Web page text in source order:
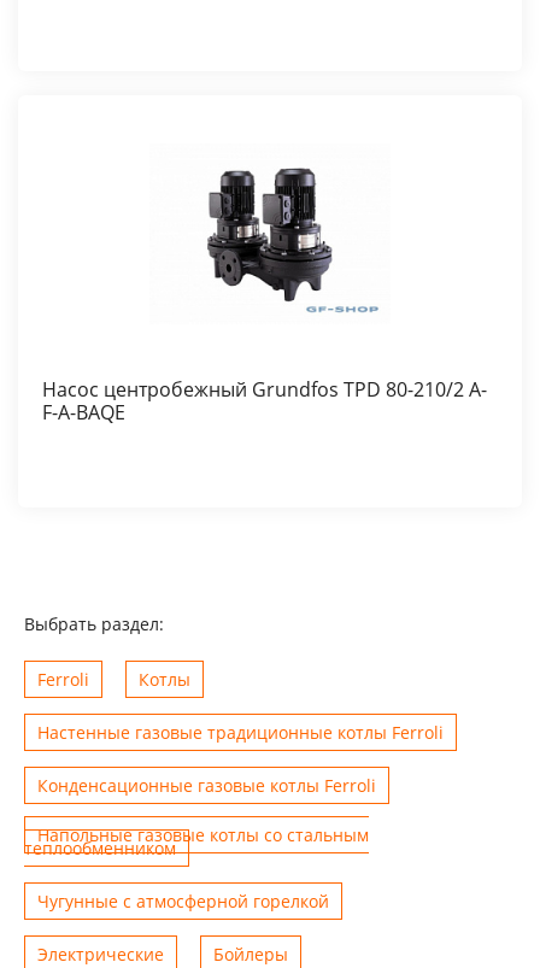
Насос центробежный Grundfos TPD 80-210/2 A-
F-A-BAQE
Выбрать раздел:
Ferroli Котлы
Настенные газовые традиционные котлы Ferroli
Конденсационные газовые котлы Ferroli
Напольные газовые котлы со стальным
теплообменником
Чугунные с атмосферной горелкой
Электрические Бойлеры